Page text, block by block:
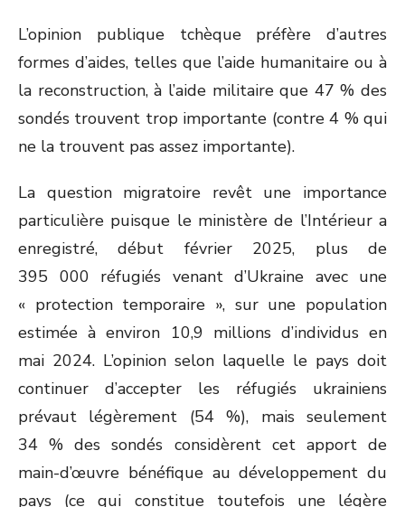
L’opinion publique tchèque préfère d’autres
formes d’aides, telles que l’aide humanitaire ou à
la reconstruction, à l’aide militaire que 47 % des
sondés trouvent trop importante (contre 4 % qui
ne la trouvent pas assez importante).
La question migratoire revêt une importance
particulière puisque le ministère de l’Intérieur a
enregistré, début février 2025, plus de
395 000 réfugiés venant d’Ukraine avec une
« protection temporaire », sur une population
estimée à environ 10,9 millions d’individus en
mai 2024. L’opinion selon laquelle le pays doit
continuer d’accepter les réfugiés ukrainiens
prévaut légèrement (54 %), mais seulement
34 % des sondés considèrent cet apport de
main-d’œuvre bénéfique au développement du
pays (ce qui constitue toutefois une légère